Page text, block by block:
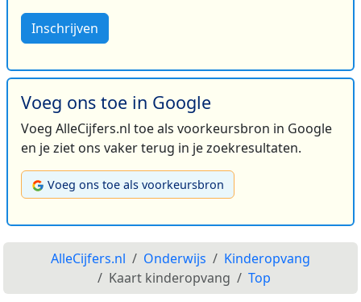
Inschrijven
Voeg ons toe in Google
Voeg AlleCijfers.nl toe als voorkeursbron in Google
en je ziet ons vaker terug in je zoekresultaten.
Voeg ons toe als voorkeursbron
AlleCijfers.nl Onderwijs
Kinderopvang
Kaart kinderopvang
Top